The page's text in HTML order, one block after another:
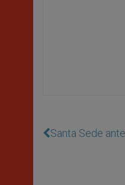
Santa Sede